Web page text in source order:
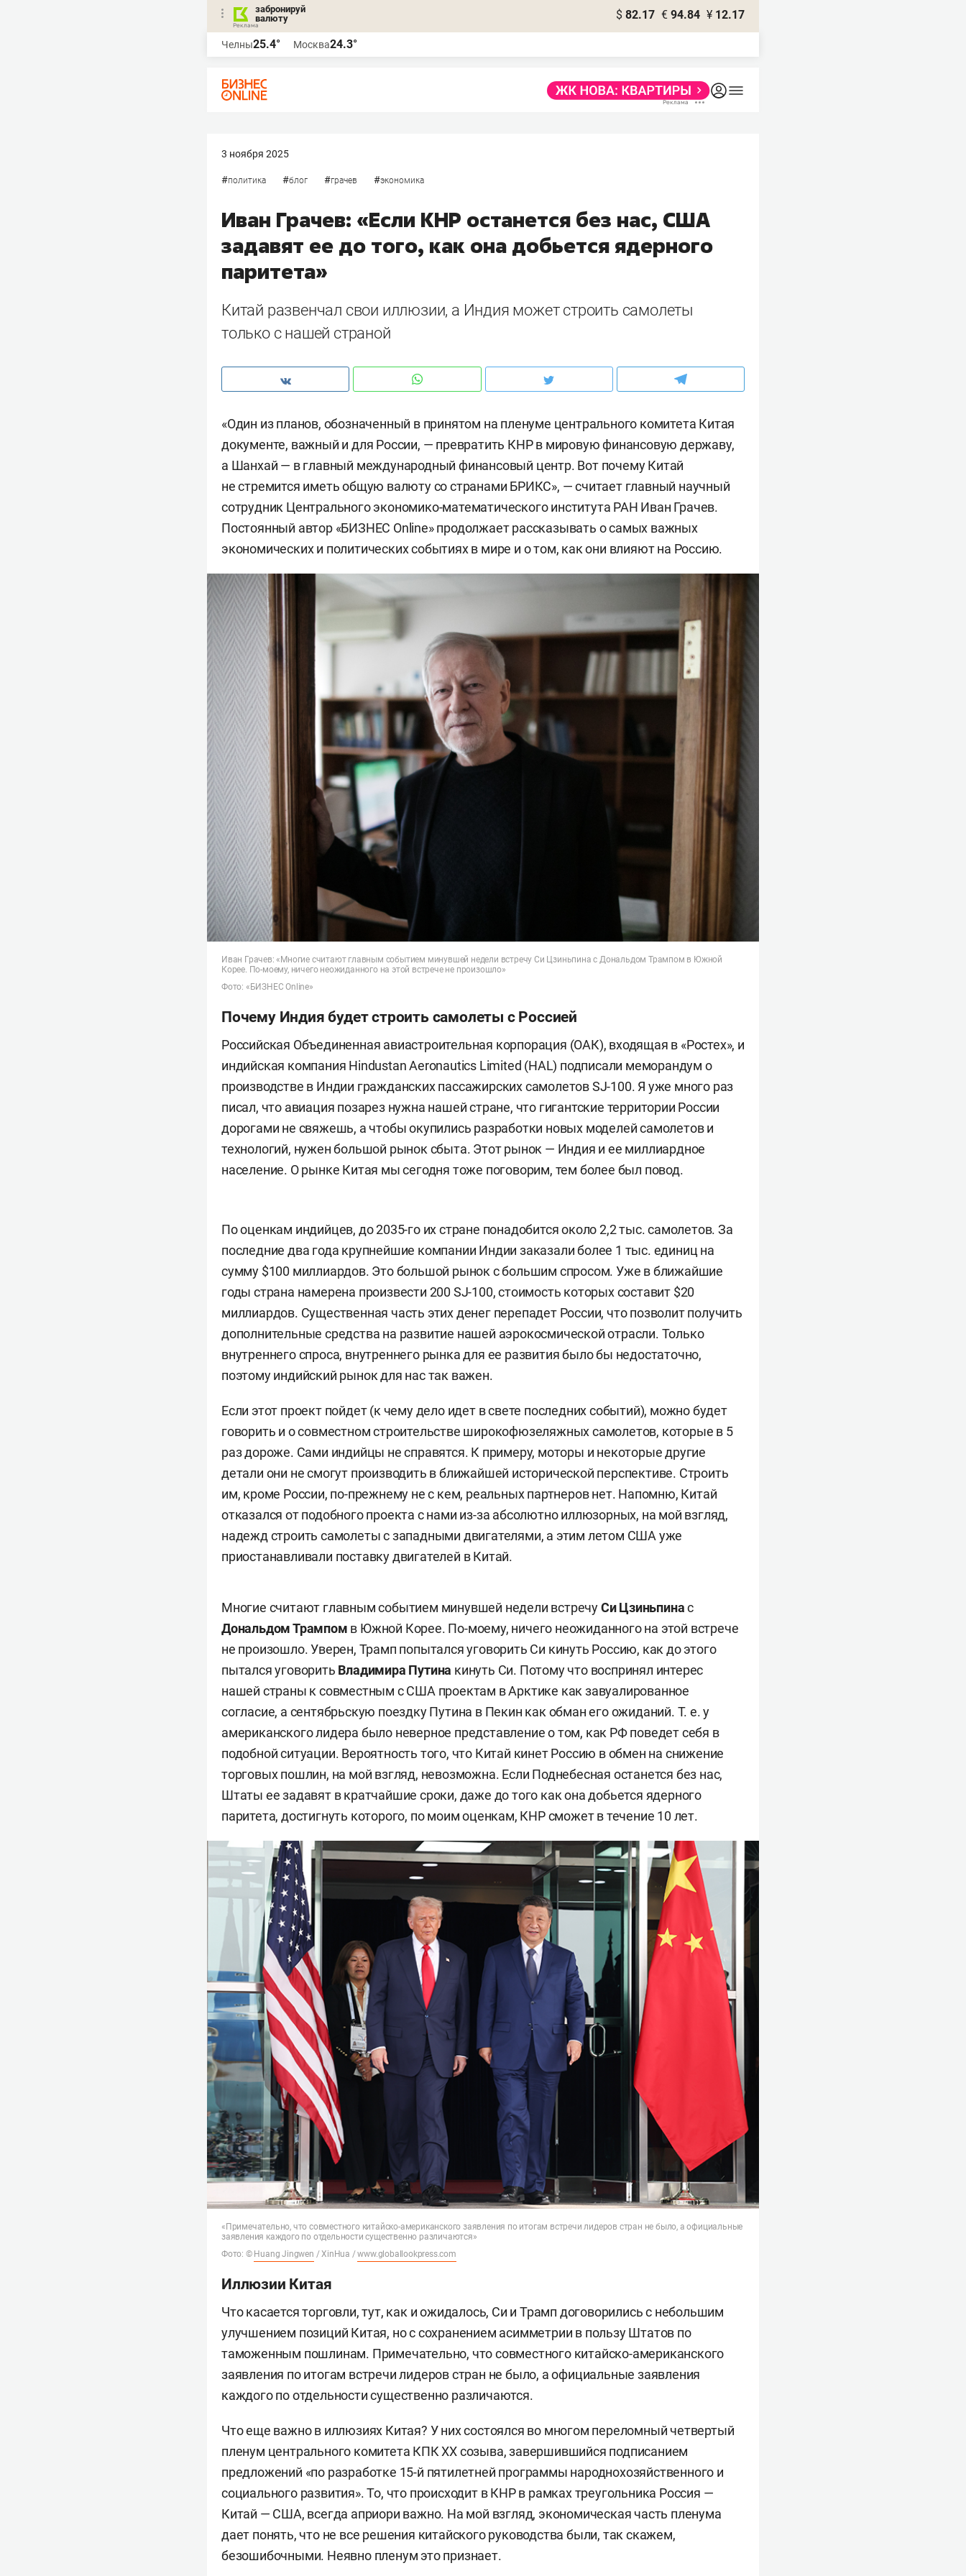
забронируй
валюту
$ 82.17 € 94.84 ¥ 12.17
Челны25.4° Москва24.3°
3 ноября 2025
#политика #блог #грачев #экономика
Иван Грачев: «Если КНР останется без нас, США
задавят ее до того, как она добьется ядерного
паритета»
Китай развенчал свои иллюзии, а Индия может строить самолеты
только с нашей страной
«Один из планов, обозначенный в принятом на пленуме центрального комитета Китая
документе, важный и для России, — превратить КНР в мировую финансовую державу,
а Шанхай — в главный международный финансовый центр. Вот почему Китай
не стремится иметь общую валюту со странами БРИКС», — считает главный научный
сотрудник Центрального экономико-математического института РАН Иван Грачев.
Постоянный автор «БИЗНЕС Online» продолжает рассказывать о самых важных
экономических и политических событиях в мире и о том, как они влияют на Россию.
Иван Грачев: «Многие считают главным событием минувшей недели встречу Си Цзиньпина с Дональдом Трампом в Южной
Корее. По-моему, ничего неожиданного на этой встрече не произошло»
Фото: «БИЗНЕС Online»
Почему Индия будет строить самолеты с Россией
Российская Объединенная авиастроительная корпорация (ОАК), входящая в «Ростех», и
индийская компания Hindustan Aeronautics Limited (HAL) подписали меморандум о
производстве в Индии гражданских пассажирских самолетов SJ-100. Я уже много раз
писал, что авиация позарез нужна нашей стране, что гигантские территории России
дорогами не свяжешь, а чтобы окупились разработки новых моделей самолетов и
технологий, нужен большой рынок сбыта. Этот рынок — Индия и ее миллиардное
население. О рынке Китая мы сегодня тоже поговорим, тем более был повод.
По оценкам индийцев, до 2035-го их стране понадобится около 2,2 тыс. самолетов. За
последние два года крупнейшие компании Индии заказали более 1 тыс. единиц на
сумму $100 миллиардов. Это большой рынок с большим спросом. Уже в ближайшие
годы страна намерена произвести 200 SJ-100, стоимость которых составит $20
миллиардов. Существенная часть этих денег перепадет России, что позволит получить
дополнительные средства на развитие нашей аэрокосмической отрасли. Только
внутреннего спроса, внутреннего рынка для ее развития было бы недостаточно,
поэтому индийский рынок для нас так важен.
Если этот проект пойдет (к чему дело идет в свете последних событий), можно будет
говорить и о совместном строительстве широкофюзеляжных самолетов, которые в 5
раз дороже. Сами индийцы не справятся. К примеру, моторы и некоторые другие
детали они не смогут производить в ближайшей исторической перспективе. Строить
им, кроме России, по-прежнему не с кем, реальных партнеров нет. Напомню, Китай
отказался от подобного проекта с нами из-за абсолютно иллюзорных, на мой взгляд,
надежд строить самолеты с западными двигателями, а этим летом США уже
приостанавливали поставку двигателей в Китай.
Многие считают главным событием минувшей недели встречуСи Цзиньпинас
Дональдом Трампом в Южной Корее. По-моему, ничего неожиданного на этой встрече
не произошло. Уверен, Трамп попытался уговорить Си кинуть Россию, как до этого
пытался уговорить Владимира Путина кинуть Си. Потому что воспринял интерес
нашей страны к совместным с США проектам в Арктике как завуалированное
согласие, а сентябрьскую поездку Путина в Пекин как обман его ожиданий. Т. е. у
американского лидера было неверное представление о том, как РФ поведет себя в
подобной ситуации. Вероятность того, что Китай кинет Россию в обмен на снижение
торговых пошлин, на мой взгляд, невозможна. Если Поднебесная останется без нас,
Штаты ее задавят в кратчайшие сроки, даже до того как она добьется ядерного
паритета, достигнуть которого, по моим оценкам, КНР сможет в течение 10 лет.
«Примечательно, что совместного китайско-американского заявления по итогам встречи лидеров стран не было, а официальные
заявления каждого по отдельности существенно различаются»
Фото: © Huang Jingwen / XinHua /www.globallookpress.com
Иллюзии Китая
Что касается торговли, тут, как и ожидалось, Си и Трамп договорились с небольшим
улучшением позиций Китая, но с сохранением асимметрии в пользу Штатов по
таможенным пошлинам. Примечательно, что совместного китайско-американского
заявления по итогам встречи лидеров стран не было, а официальные заявления
каждого по отдельности существенно различаются.
Что еще важно в иллюзиях Китая? У них состоялся во многом переломный четвертый
пленум центрального комитета КПК XX созыва, завершившийся подписанием
предложений «по разработке 15-й пятилетней программы народнохозяйственного и
социального развития». То, что происходит в КНР в рамках треугольника Россия —
Китай — США, всегда априори важно. На мой взгляд, экономическая часть пленума
дает понять, что не все решения китайского руководства были, так скажем,
безошибочными. Неявно пленум это признает.